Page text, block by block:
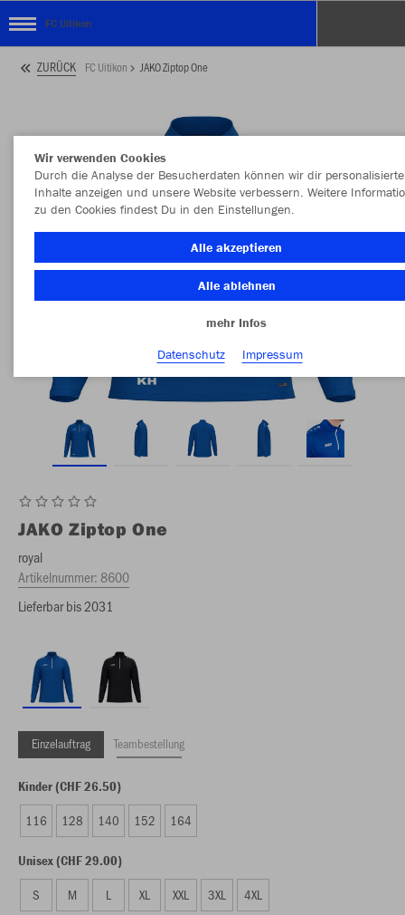
FC Uitikon
ZURÜCK FC Uitikon JAKO Ziptop One
JAKO Ziptop One
royal
Artikelnummer:8600
Lieferbar bis 2031
Einzelauftrag Teambestellung
Kinder (CHF 26.50)
116 128 140 152 164
Unisex (CHF 29.00)
S M L XL XXL 3XL 4XL
Wir verwenden Cookies
Durch die Analyse der Besucherdaten können wir dir personalisierte
Inhalte anzeigen und unsere Website verbessern. Weitere
zu den Cookies findest Du in den Einstellungen.
Alle akzeptieren
Alle ablehnen
mehr Infos
Datenschutz
Impressum